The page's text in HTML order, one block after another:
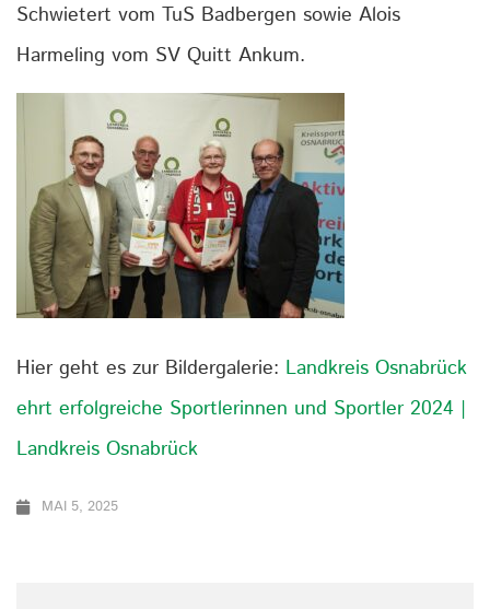
Schwietert vom TuS Badbergen sowie Alois
Harmeling vom SV Quitt Ankum.
Hier geht es zur Bildergalerie: Landkreis Osnabrück
ehrt erfolgreiche Sportlerinnen und Sportler 2024 |
Landkreis Osnabrück
MAI 5, 2025